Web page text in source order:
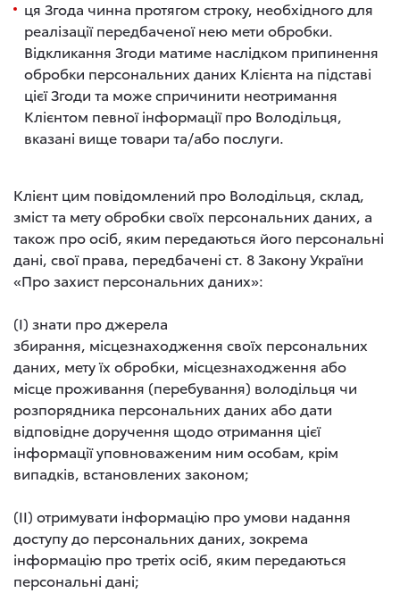
ця Згода чинна протягом строку, необхідного для
реалізації передбаченої нею мети обробки.
Відкликання Згоди матиме наслідком припинення
обробки персональних даних Клієнта на підставі
цієї Згоди та може спричинити неотримання
Клієнтом певної інформації про Володільця,
вказані вище товари та/або послуги.
Клієнт цим повідомлений про Володільця, склад,
зміст та мету обробки своїх персональних даних, а
також про осіб, яким передаються його персональні
дані, свої права, передбачені ст. 8 Закону України
«Про захист персональних даних»:
(I) знати про джерела
збирання, місцезнаходження своїх персональних
даних, мету їх обробки, місцезнаходження або
місце проживання (перебування) володільця чи
розпорядника персональних даних або дати
відповідне доручення щодо отримання цієї
інформації уповноваженим ним особам, крім
випадків, встановлених законом;
(II) отримувати інформацію про умови надання
доступу до персональних даних, зокрема
інформацію про третіх осіб, яким передаються
персональні дані;